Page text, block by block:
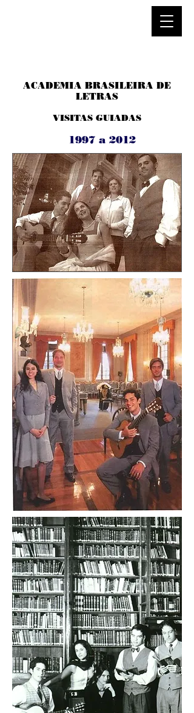
ACADEMIA BRASILEIRA DE
LETRAS
VISITAS GUIADAS
1997 a 2012